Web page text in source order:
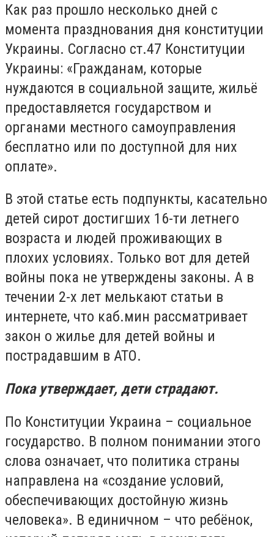
Как раз прошло несколько дней с
момента празднования дня конституции
Украины. Согласно ст.47 Конституции
Украины: «Гражданам, которые
нуждаются в социальной защите, жильё
предоставляется государством и
органами местного самоуправления
бесплатно или по доступной для них
оплате».
В этой статье есть подпункты, касательно
детей сирот достигших 16-ти летнего
возраста и людей проживающих в
плохих условиях. Только вот для детей
войны пока не утверждены законы. А в
течении 2-х лет мелькают статьи в
интернете, что каб.мин рассматривает
закон о жилье для детей войны и
пострадавшим в АТО.
Пока утверждает, дети страдают.
По Конституции Украина – социальное
государство. В полном понимании этого
слова означает, что политика страны
направлена на «создание условий,
обеспечивающих достойную жизнь
человека». В единичном – что ребёнок,